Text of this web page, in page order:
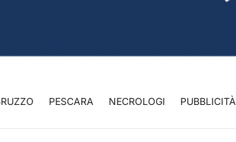
PESCARA NECROLOGI PUBBLICITÀ